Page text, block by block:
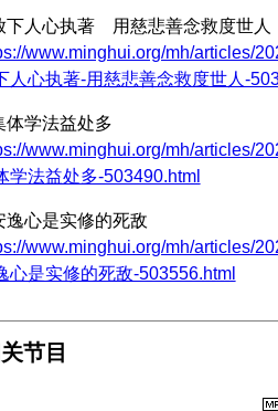
下人心执著 用慈悲善念救度世人
www.minghui.org/mh/articles/
人心执著-用慈悲善念救度世人-
体学法益处多
www.minghui.org/mh/articles/
学法益处多-503490.html
逸心是实修的死敌
www.minghui.org/mh/articles/
心是实修的死敌-503556.html
节目